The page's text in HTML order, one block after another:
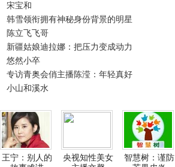
宋宝和
韩雪领衔拥有神秘身份背景的明星
陈立飞飞哥
新疆姑娘迪拉娜：把压力变成动力
悠然小卒
专访青奥会俏主播陈滢：年轻真好
小山和溪水
王宁：别人的
央视知性美女
智慧树：谨防